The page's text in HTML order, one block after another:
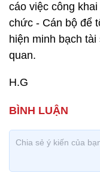
cáo việc công
chức - Cán bộ để
hiện minh bạch
quan.
H.G